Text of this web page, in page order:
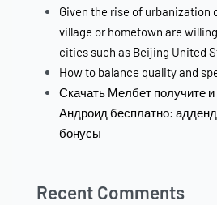
Given the rise of urbanization
village or hometown are
cities such as Beijing United
How to balance quality and
Скачать Мелбет получите
Андроид бесплатно:
бонусы
Recent Comments